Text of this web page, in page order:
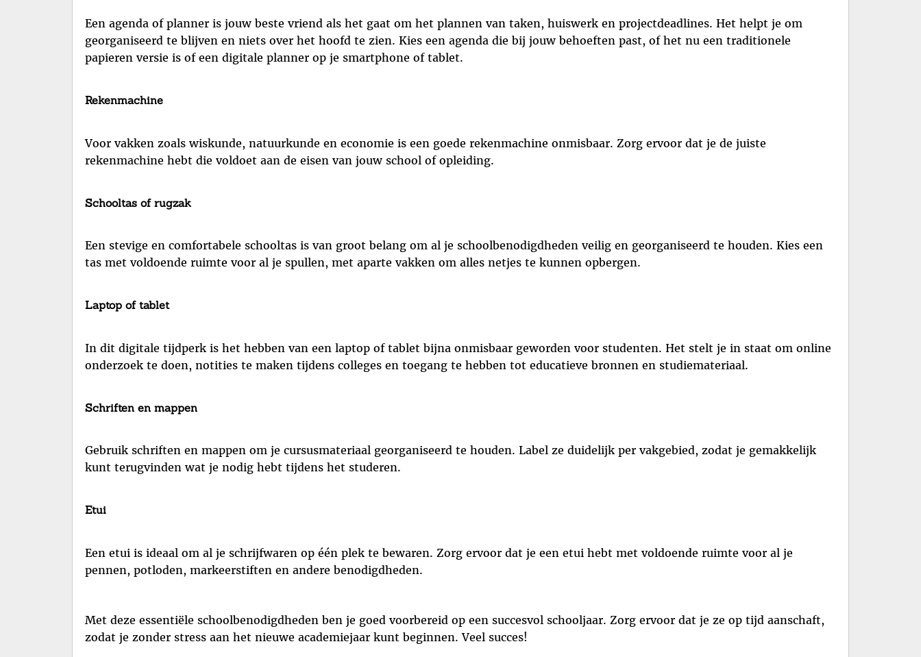
Een agenda of planner is jouw beste vriend als het gaat om het plannen van taken, huiswerk en projectdeadlines. Het helpt je om
georganiseerd te blijven en niets over het hoofd te zien. Kies een agenda die bij jouw behoeften past, of het nu een traditionele
papieren versie is of een digitale planner op je smartphone of tablet.
Rekenmachine
Voor vakken zoals wiskunde, natuurkunde en economie is een goede rekenmachine onmisbaar. Zorg ervoor dat je de juiste
rekenmachine hebt die voldoet aan de eisen van jouw school of opleiding.
Schooltas of rugzak
Een stevige en comfortabele schooltas is van groot belang om al je schoolbenodigdheden veilig en georganiseerd te houden. Kies een
tas met voldoende ruimte voor al je spullen, met aparte vakken om alles netjes te kunnen opbergen.
Laptop of tablet
In dit digitale tijdperk is het hebben van een laptop of tablet bijna onmisbaar geworden voor studenten. Het stelt je in staat om online
onderzoek te doen, notities te maken tijdens colleges en toegang te hebben tot educatieve bronnen en studiemateriaal.
Schriften en mappen
Gebruik schriften en mappen om je cursusmateriaal georganiseerd te houden. Label ze duidelijk per vakgebied, zodat je gemakkelijk
kunt terugvinden wat je nodig hebt tijdens het studeren.
Etui
Een etui is ideaal om al je schrijfwaren op één plek te bewaren. Zorg ervoor dat je een etui hebt met voldoende ruimte voor al je
pennen, potloden, markeerstiften en andere benodigdheden.
Met deze essentiële schoolbenodigdheden ben je goed voorbereid op een succesvol schooljaar. Zorg ervoor dat je ze op tijd aanschaft,
zodat je zonder stress aan het nieuwe academiejaar kunt beginnen. Veel succes!